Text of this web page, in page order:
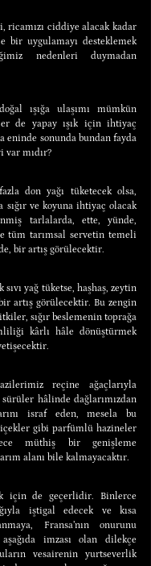
ciddiye alacak kadar
bir uygulamayı desteklemek
nedenleri duymadan
ışığa ulaşımı mümkün
de yapay ışık için ihtiyaç
eninde sonunda bundan fayda
var mıdır?
don yağı tüketecek olsa,
sığır ve koyuna ihtiyaç olacak
tarlalarda, ette, yünde,
tüm tarımsal servetin temeli
bir artış görülecektir.
sıvı yağ tüketse, haşhaş, zeytin
artış görülecektir. Bu zengin
sığır beslemenin toprağa
kârlı hâle dönüştürmek
reçine ağaçlarıyla
hâlinde dağlarımızdan
israf eden, mesela bu
çiçekler gibi parfümlü hazineler
müthiş bir genişleme
alanı bile kalmayacaktır.
için de geçerlidir. Binlerce
iştigal edecek ve kısa
Fransa’nın onurunu
imzası olan dilekçe
vesairenin yurtseverlik